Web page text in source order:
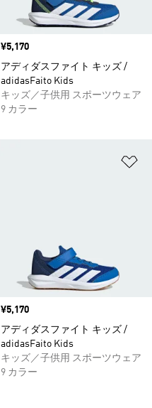
価格
¥5,170
アディダスファイト キッズ /
adidasFaito Kids
キッズ／子供用 スポーツウェア
9 カラー
価格
¥5,170
アディダスファイト キッズ /
adidasFaito Kids
キッズ／子供用 スポーツウェア
9 カラー